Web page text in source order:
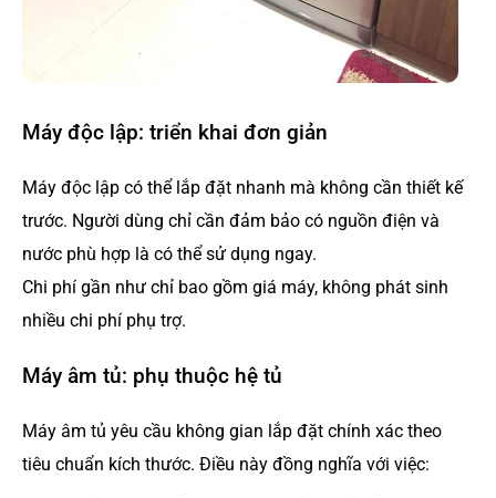
Máy độc lập: triển khai đơn giản
Máy độc lập có thể lắp đặt nhanh mà không cần thiết kế
trước. Người dùng chỉ cần đảm bảo có nguồn điện và
nước phù hợp là có thể sử dụng ngay.
Chi phí gần như chỉ bao gồm giá máy, không phát sinh
nhiều chi phí phụ trợ.
Máy âm tủ: phụ thuộc hệ tủ
Máy âm tủ yêu cầu không gian lắp đặt chính xác theo
tiêu chuẩn kích thước. Điều này đồng nghĩa với việc: